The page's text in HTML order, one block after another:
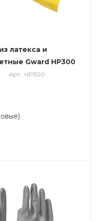
латекса и
Gward HP300
Арт.: HP300